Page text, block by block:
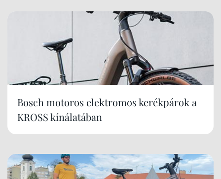
Bosch motoros elektromos kerékpárok a
KROSS kínálatában